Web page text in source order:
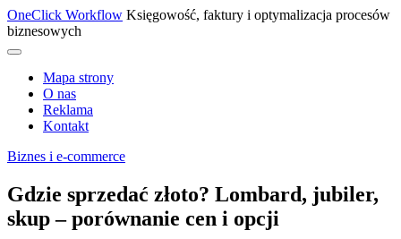
OneClick Workflow Księgowość, faktury i optymalizacja procesów
biznesowych
Mapa strony
O nas
Reklama
Kontakt
Biznes i e-commerce
Gdzie sprzedać złoto? Lombard, jubiler,
skup – porównanie cen i opcji